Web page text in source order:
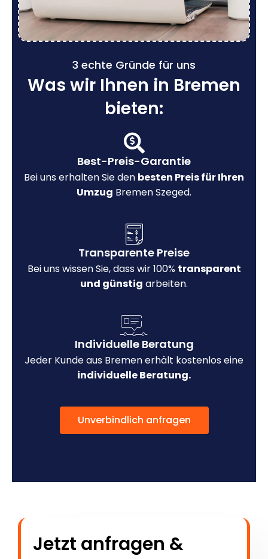
3 echte Gründe für uns
Was wir Ihnen in Bremen
bieten:
Best-Preis-Garantie
Bei uns erhalten Sie den besten Preis für Ihren
Umzug Bremen Szeged.
Transparente Preise
Bei uns wissen Sie, dass wir 100% transparent
und günstig arbeiten.
Individuelle Beratung
Jeder Kunde aus Bremen erhält kostenlos eine
individuelle Beratung.
Unverbindlich anfragen
Jetzt anfragen &